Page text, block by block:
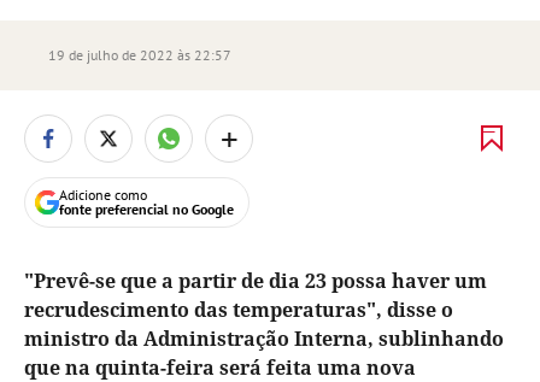
19 de julho de 2022 às 22:57
+
Adicione como
fonte preferencial no Google
"Prevê-se que a partir de dia 23 possa haver um
recrudescimento das temperaturas", disse o
ministro da Administração Interna, sublinhando
que na quinta-feira será feita uma nova